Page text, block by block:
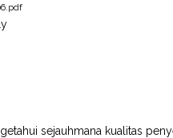
sejauhmana kualitas